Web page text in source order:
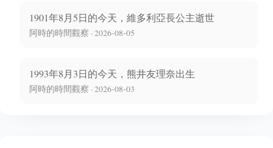
1901年8月5日的今天，維多利亞長公主逝世
阿時的時間觀察 · 2026-08-05
1993年8月3日的今天，熊井友理奈出生
阿時的時間觀察 · 2026-08-03